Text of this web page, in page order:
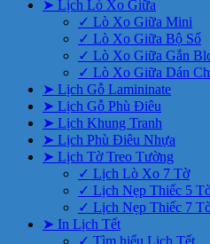
➤ Lịch Lò Xo Giữa
✓ Lò Xo Giữa Mini
✓ Lò Xo Giữa Bộ Số
✓ Lò Xo Giữa Gắn
✓ Lò Xo Giữa Dán
➤ Lịch Gỗ Lamininate
➤ Lịch Gỗ Phù Điêu
➤ Lịch Khung Tranh
➤ Lịch Phù Điêu Nhựa
➤ Lịch Tờ Treo Tường
✓ Lịch Lò Xo 7 Tờ
✓ Lịch Nẹp Thiếc 5
✓ Lịch Nẹp Thiếc 7
➤ In Lịch Tết
✓ Tìm hiểu Lịch Tết